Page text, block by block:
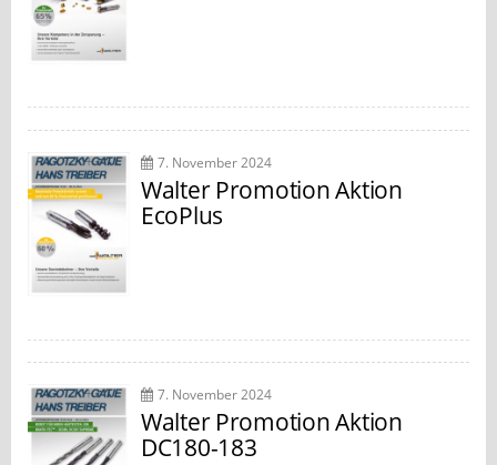
7. November 2024
Walter Promotion Aktion
EcoPlus
7. November 2024
Walter Promotion Aktion
DC180-183